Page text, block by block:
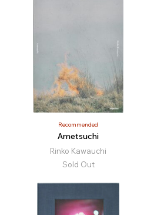
Recommended
Ametsuchi
Rinko Kawauchi
Sold Out